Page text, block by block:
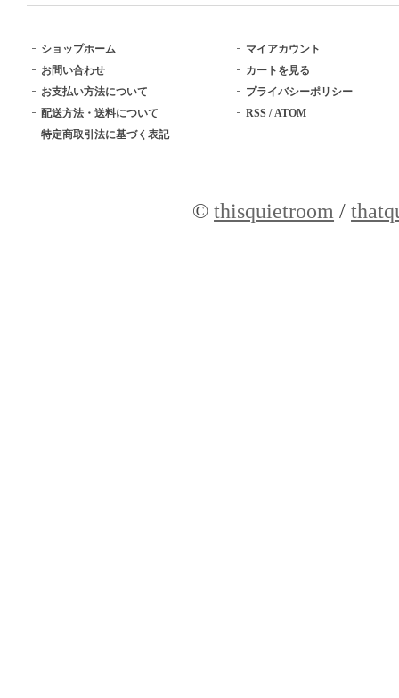
ショップホーム
お問い合わせ
お支払い方法について
配送方法・送料について
特定商取引法に基づく表記
マイアカウント
カートを見る
プライバシーポリシー
RSS /ATOM
©thisquietroom /